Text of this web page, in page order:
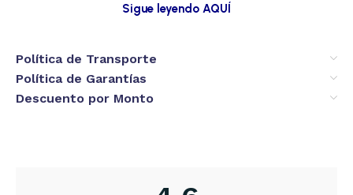
Sigue leyendo AQUÍ
Política de Transporte
Política de Garantías
Descuento por Monto